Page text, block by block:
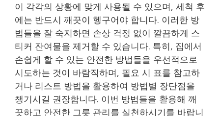
이 각각의 상황에 맞게 사용될 수 있으며, 세척 후
에는 반드시 깨끗이 헹구어야 합니다. 이러한 방
법들을 잘 숙지하면 손상 걱정 없이 깔끔하게 스
티커 잔여물을 제거할 수 있습니다. 특히, 집에서
손쉽게 할 수 있는 안전한 방법들을 우선적으로
시도하는 것이 바람직하며, 필요 시 표를 참고하
거나 리스트 방법을 활용하여 방법별 장단점을
챙기시길 권장합니다. 이번 방법들을 활용해 깨
끗하고 안전한 그릇 관리를 실천하시기를 바랍니